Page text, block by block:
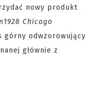
nowy produkt
1928 Chicago
górny odwzorowujący
głównie z